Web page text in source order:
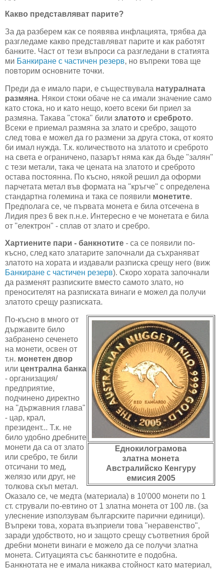
Какво представляват парите?
За да разберем как се появява инфлацията, трябва да
разгледаме какво представляват парите и как работят
банките. Част от тези въпроси са разгледани в статията
ми Банкиране с частичен резерв, но въпреки това ще
повторим основните точки.
Преди да е имало пари, е съществувала натуралната
размяна. Някои стоки обаче не са имали значение само
като стока, но и като нещо, което всеки би приел за
размяна. Такава "стока" били златото и среброто.
Всеки е приемал размяна за злато и сребро, защото
след това е можел да го размени за друга стока, от която
би имал нужда. Т.к. количеството на златото и среброто
на света е ограничено, пазарът няма как да бъде "залян"
с тези метали, така че цената на златото и среброто
остава постоянна. По късно, някой решил да оформи
парчетата метал във формата на "кръгче" с определена
стандартна големина и така се появили монетите.
Предполага се, че първата монета е била отсечена в
Лидия през 6 век п.н.е. Интересно е че монетата е била
от "електрон" - сплав от злато и сребро.
Хартиените пари - банкнотите - са се появили по-
късно, след като златарите започнали да съхраняват
златото на хората и издавали разписка срещу него (виж
Банкиране с частичен резерв). Скоро хората започнали
да разменят разписките вместо самото злато, но
преносителят на разписката винаги е можел да получи
златото срещу разписката.
Еднокилограмова
златна монета
Австралийско Кенгуру
емисия 2005
По-късно в много от
държавите било
забранено сеченето
на монети, освен от
т.н. монетен двор
или централна банка
- организация/
предприятие,
подчинено директно
на "държавния глава"
- цар, крал,
президент... Т.к. не
било удобно дребните
монети да са от злато
или сребро, те били
отсичани то мед,
желязо или друг, не
толкова скъп метал.
Оказало се, че медта (материала) в 10'000 монети по 1
ст. стрували по-евтино от 1 златна монета от 100 лв. (за
улеснение използувам българските парични единици).
Въпреки това, хората възприели това "неравенство",
заради удобството, но и защото срещу съответния брой
дребни монети винаги е можело да се получи златна
монета. Ситуацията със банкнотите е подобна.
Банкнотата не е имала никаква стойност като материал,